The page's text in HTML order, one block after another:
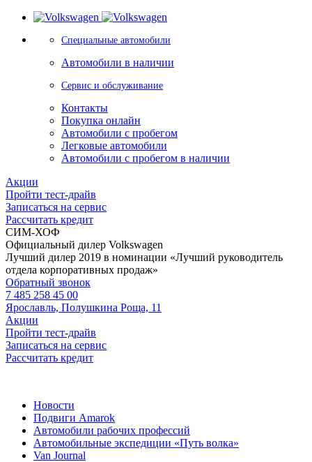
Специальные автомобили
Автомобили в наличии
Сервис и обслуживание
Контакты
Покупка онлайн
Автомобили с пробегом
Легковые автомобили
Автомобили с пробегом в наличии
Акции
Пройти тест-драйв
Записаться на сервис
Рассчитать кредит
СИМ-ХОФ
Официальный дилер Volkswagen
Лучший дилер 2019 в номинации «Лучший руководитель
отдела корпоративных продаж»
Обратный звонок
7 485 258 45 00
Ярославль, Полушкина Роща, 11
Акции
Пройти тест-драйв
Записаться на сервис
Рассчитать кредит
Новости
Подвиги Amarok
Автомобили рабочих профессий
Автомобильные экспедиции «Путь волка»
Van Journal